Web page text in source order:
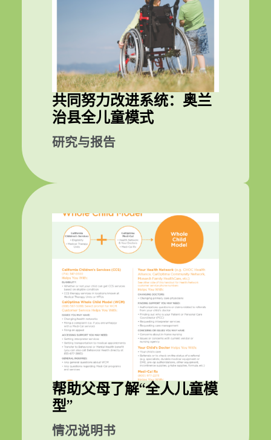
共同努力改进系统：奥兰
治县全儿童模式
研究与报告
帮助父母了解“全人儿童模
型”
情况说明书